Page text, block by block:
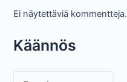
Ei näytettäviä kommentteja.
Käännös